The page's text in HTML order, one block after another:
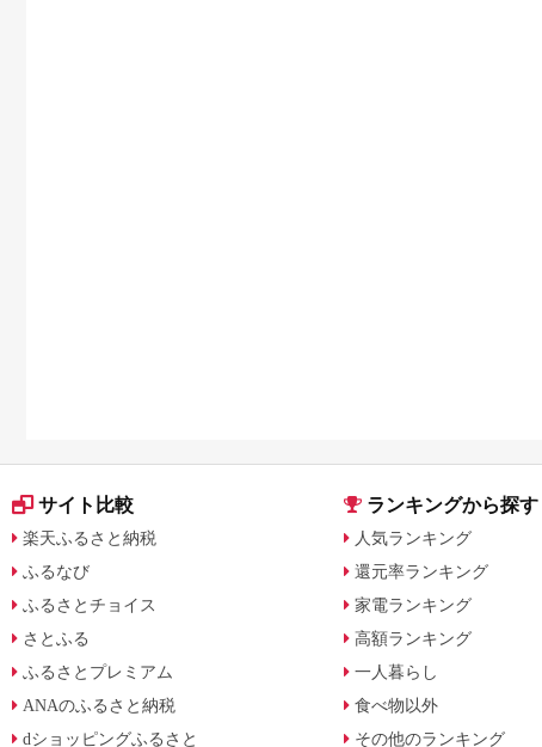
サイト比較
楽天ふるさと納税
ふるなび
ふるさとチョイス
さとふる
ふるさとプレミアム
ANAのふるさと納税
dショッピングふるさと
ランキングから探す
人気ランキング
還元率ランキング
家電ランキング
高額ランキング
一人暮らし
食べ物以外
その他のランキング